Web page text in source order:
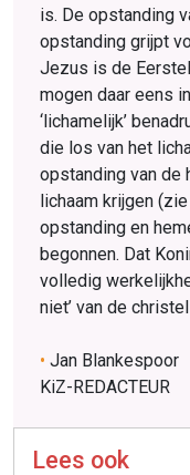
is. De opstanding
opstanding grijpt
Jezus is de
mogen daar eens
‘lichamelijk’
die los van het
opstanding van de
lichaam krijgen
opstanding en
begonnen. Dat
volledig
niet’ van de
• Jan Blankespoor
KiZ-REDACTEUR
Lees ook